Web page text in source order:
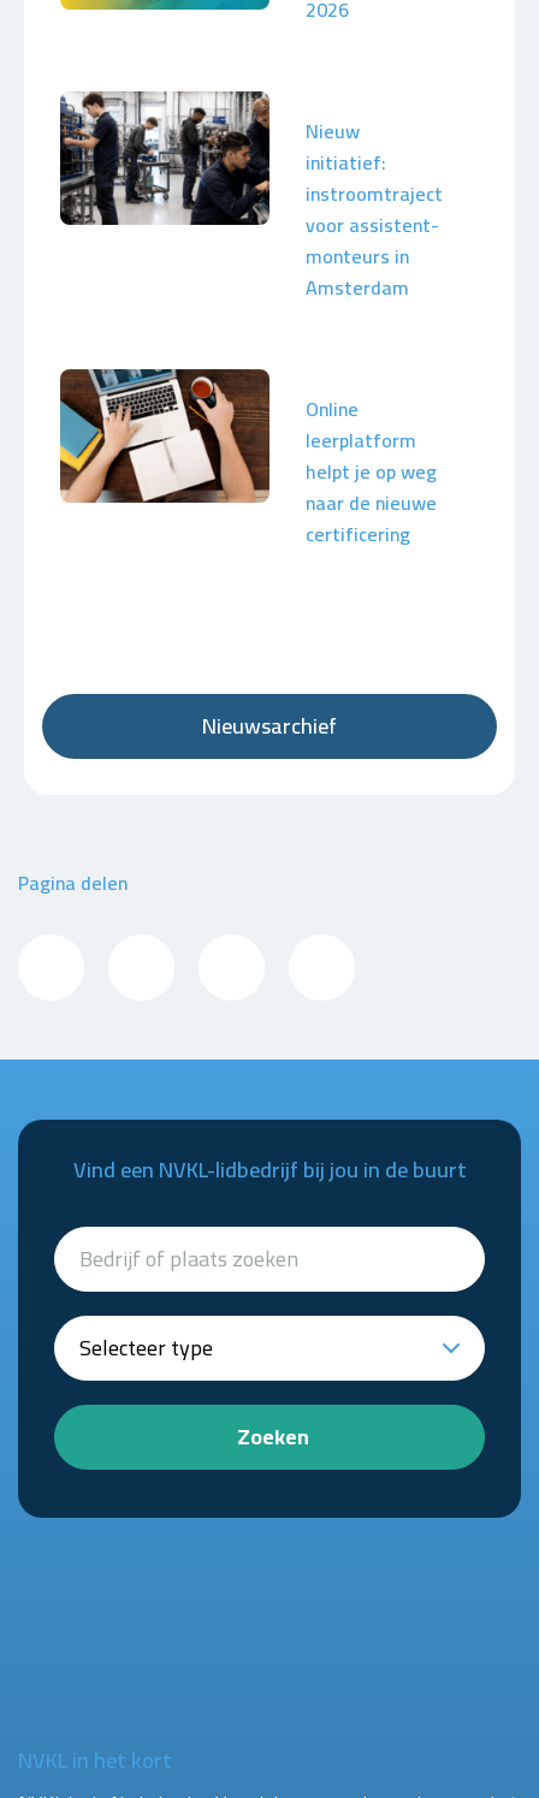
2026
Nieuw
initiatief:
instroomtraject
voor assistent-
monteurs in
Amsterdam
Online
leerplatform
helpt je op weg
naar de nieuwe
certificering
Nieuwsarchief
Pagina delen
Vind een NVKL-lidbedrijf bij jou in de buurt
Zoeken
NVKL in het kort